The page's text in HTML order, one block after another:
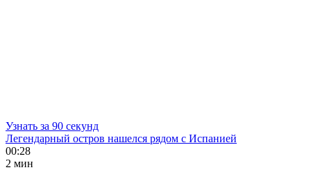
Узнать за 90 секунд
Легендарный остров нашелся рядом с Испанией
00:28
2 мин